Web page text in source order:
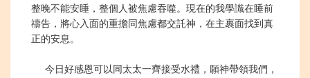
整晚不能安睡 ，整個人被焦慮吞噬。現在的我學識在睡前
禱告，將心入面的重擔同焦慮都交託神，在主裹面找到真
正的安息。
今日好感恩可以同太太一齊接受水禮，願神帶領我們，